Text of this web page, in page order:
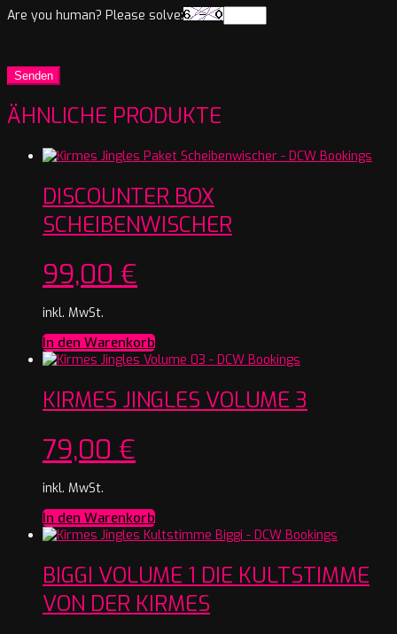
Are you human? Please solve:
ÄHNLICHE PRODUKTE
DISCOUNTER BOX
SCHEIBENWISCHER
99,00 €
inkl. MwSt.
In den Warenkorb
KIRMES JINGLES VOLUME 3
79,00 €
inkl. MwSt.
In den Warenkorb
BIGGI VOLUME 1 DIE KULTSTIMME
VON DER KIRMES